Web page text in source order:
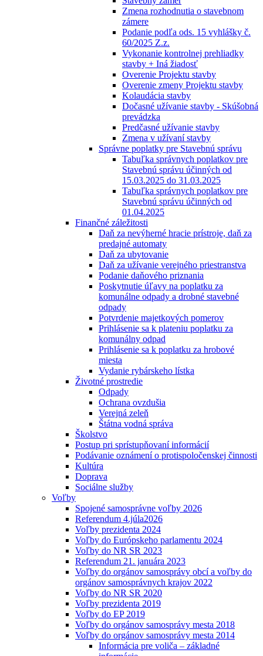
Zmena rozhodnutia o stavebnom
zámere
Podanie podľa ods. 15 vyhlášky č.
60/2025 Z.z.
Vykonanie kontrolnej prehliadky
stavby + Iná žiadosť
Overenie Projektu stavby
Overenie zmeny Projektu stavby
Kolaudácia stavby
Dočasné užívanie stavby - Skúšobná
prevádzka
Predčasné užívanie stavby
Zmena v užívaní stavby
Správne poplatky pre Stavebnú správu
Tabuľka správnych poplatkov pre
Stavebnú správu účinných od
15.03.2025 do 31.03.2025
Tabuľka správnych poplatkov pre
Stavebnú správu účinných od
01.04.2025
Finančné záležitosti
Daň za nevýherné hracie prístroje, daň za
predajné automaty
Daň za ubytovanie
Daň za užívanie verejného priestranstva
Podanie daňového priznania
Poskytnutie úľavy na poplatku za
komunálne odpady a drobné stavebné
odpady
Potvrdenie majetkových pomerov
Prihlásenie sa k plateniu poplatku za
komunálny odpad
Prihlásenie sa k poplatku za hrobové
miesta
Vydanie rybárskeho lístka
Životné prostredie
Odpady
Ochrana ovzdušia
Verejná zeleň
Štátna vodná správa
Školstvo
Postup pri sprístupňovaní informácií
Podávanie oznámení o protispoločenskej činnosti
Kultúra
Doprava
Sociálne služby
Voľby
Spojené samosprávne voľby 2026
Referendum 4.júla2026
Voľby prezidenta 2024
Voľby do Európskeho parlamentu 2024
Voľby do NR SR 2023
Referendum 21. januára 2023
Voľby do orgánov samosprávy obcí a voľby do
orgánov samosprávnych krajov 2022
Voľby do NR SR 2020
Voľby prezidenta 2019
Voľby do EP 2019
Voľby do orgánov samosprávy mesta 2018
Voľby do orgánov samosprávy mesta 2014
Informácia pre voliča – základné